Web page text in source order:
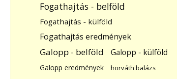
Fogathajtás - belföld
Fogathajtás - külföld
Fogathajtás eredmények
Galopp - belföld Galopp - külföld
Galopp eredmények horváth balázs